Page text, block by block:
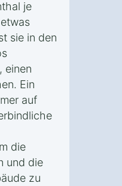
je
sie in den
einen
Ein
auf
die
und die
zu